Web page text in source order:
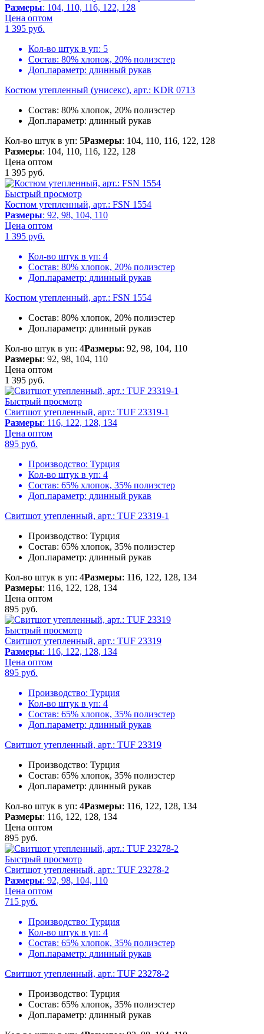
Размеры: 104, 110, 116, 122, 128
Цена оптом
1 395 руб.
Кол-во штук в уп: 5
Состав: 80% хлопок, 20% полиэстер
Доп.параметр: длинный рукав
Костюм утепленный (унисекс), арт.: KDR 0713
Состав: 80% хлопок, 20% полиэстер
Доп.параметр: длинный рукав
Кол-во штук в уп: 5Размеры: 104, 110, 116, 122, 128
Размеры: 104, 110, 116, 122, 128
Цена оптом
1 395 руб.
Быстрый просмотр
Костюм утепленный, арт.: FSN 1554
Размеры: 92, 98, 104, 110
Цена оптом
1 395 руб.
Кол-во штук в уп: 4
Состав: 80% хлопок, 20% полиэстер
Доп.параметр: длинный рукав
Костюм утепленный, арт.: FSN 1554
Состав: 80% хлопок, 20% полиэстер
Доп.параметр: длинный рукав
Кол-во штук в уп: 4Размеры: 92, 98, 104, 110
Размеры: 92, 98, 104, 110
Цена оптом
1 395 руб.
Быстрый просмотр
Свитшот утепленный, арт.: TUF 23319-1
Размеры: 116, 122, 128, 134
Цена оптом
895 руб.
Производство: Турция
Кол-во штук в уп: 4
Состав: 65% хлопок, 35% полиэстер
Доп.параметр: длинный рукав
Свитшот утепленный, арт.: TUF 23319-1
Производство: Турция
Состав: 65% хлопок, 35% полиэстер
Доп.параметр: длинный рукав
Кол-во штук в уп: 4Размеры: 116, 122, 128, 134
Размеры: 116, 122, 128, 134
Цена оптом
895 руб.
Быстрый просмотр
Свитшот утепленный, арт.: TUF 23319
Размеры: 116, 122, 128, 134
Цена оптом
895 руб.
Производство: Турция
Кол-во штук в уп: 4
Состав: 65% хлопок, 35% полиэстер
Доп.параметр: длинный рукав
Свитшот утепленный, арт.: TUF 23319
Производство: Турция
Состав: 65% хлопок, 35% полиэстер
Доп.параметр: длинный рукав
Кол-во штук в уп: 4Размеры: 116, 122, 128, 134
Размеры: 116, 122, 128, 134
Цена оптом
895 руб.
Быстрый просмотр
Свитшот утепленный, арт.: TUF 23278-2
Размеры: 92, 98, 104, 110
Цена оптом
715 руб.
Производство: Турция
Кол-во штук в уп: 4
Состав: 65% хлопок, 35% полиэстер
Доп.параметр: длинный рукав
Свитшот утепленный, арт.: TUF 23278-2
Производство: Турция
Состав: 65% хлопок, 35% полиэстер
Доп.параметр: длинный рукав